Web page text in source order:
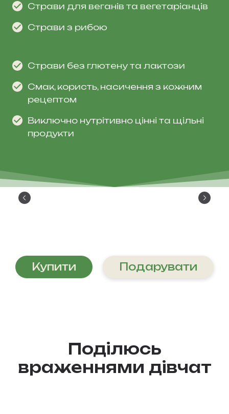
Страви для веганів та вегетаріанців
Страви з рибою
Страви без глютену та лактози
Смак, користь, насичення з кожним
рецептом
Виключно нутрітивно цінні та щільні
продукти
Купити Подарувати
Поділюсь
враженнями дівчат